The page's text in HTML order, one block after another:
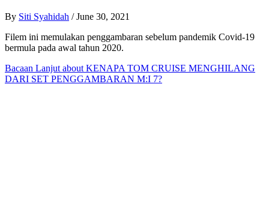
By Siti Syahidah / June 30, 2021
Filem ini memulakan penggambaran sebelum pandemik Covid-19
bermula pada awal tahun 2020.
Bacaan Lanjut about KENAPA TOM CRUISE MENGHILANG
DARI SET PENGGAMBARAN M:I 7?